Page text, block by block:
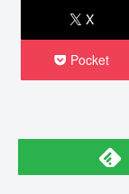
X
Pocket